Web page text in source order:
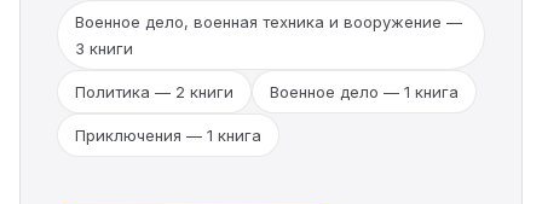
Военное дело, военная техника и вооружение —
3 книги
Политика — 2 книги Военное дело — 1 книга
Приключения — 1 книга